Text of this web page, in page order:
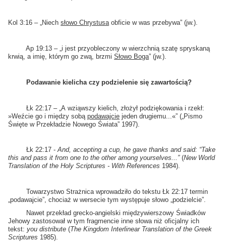
Kol 3:16 – „Niechsłowo Chrystusaobficie w was przebywa” (jw.).
Ap 19:13 – „i jest przyobleczony w wierzchnią szatę spryskaną
krwią, a imię, którym go zwą, brzmiSłowo Boga” (jw.).
Podawanie kielicha czy podzielenie się zawartością?
Łk 22:17 – „A wziąwszy kielich, złożył podziękowania i rzekł:
»Weźcie go i między sobąpodawajcie jeden drugiemu...«” („Pismo
Święte w Przekładzie Nowego Świata” 1997).
Łk 22:17 -And, accepting a cup, he gave thanks and said: “Take
this and pass it from one to the other among yourselves...”(New World
Translation of the Holy Scriptures - With References 1984).
Towarzystwo Strażnica wprowadziło do tekstu Łk 22:17 termin
„podawajcie”, chociaż w wersecie tym występuje słowo „podzielcie”.
Nawet przekład grecko-angielski międzywierszowy Świadków
Jehowy zastosował w tym fragmencie inne słowa niż oficjalny ich
tekst:you distribute (The Kingdom Interlinear Translation of the Greek
Scriptures 1985).